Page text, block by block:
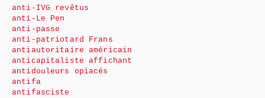
anti-IVG revêtus
anti-Le Pen
anti-passe
anti-patriotard Frans
antiautoritaire américain
anticapitaliste affichant
antidouleurs opiacés
antifa
antifasciste